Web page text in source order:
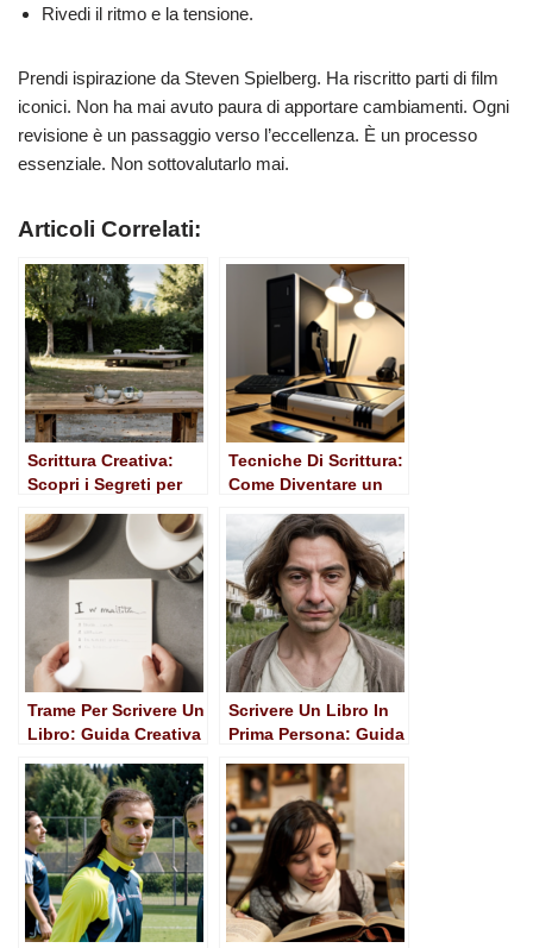
Rivedi il ritmo e la tensione.
Prendi ispirazione da Steven Spielberg. Ha riscritto parti di film
iconici. Non ha mai avuto paura di apportare cambiamenti. Ogni
revisione è un passaggio verso l’eccellenza. È un processo
essenziale. Non sottovalutarlo mai.
Articoli Correlati:
Scrittura Creativa:
Scopri i Segreti per
Unica
Tecniche Di Scrittura:
Come Diventare un
Trame Per Scrivere Un
Libro: Guida Creativa
Scrivere Un Libro In
Prima Persona: Guida
Aspiring Writers